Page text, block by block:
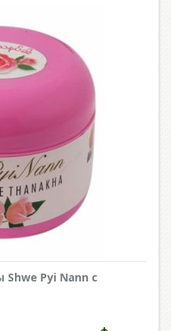
Pyi Nann с